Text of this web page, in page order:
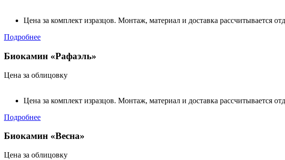
Цена за комплект изразцов. Монтаж, материал и доставка рассчитывается
Подробнее
Биокамин «Рафаэль»
Цена за облицовку
Цена за комплект изразцов. Монтаж, материал и доставка рассчитывается
Подробнее
Биокамин «Весна»
Цена за облицовку